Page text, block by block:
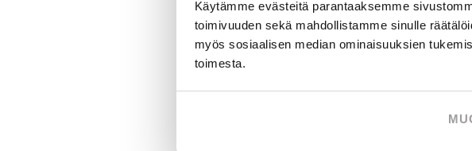
Käytämme evästeitä parantaaksemme
toimivuuden sekä mahdollistamme sinulle
myös sosiaalisen median ominaisuuksien
toimesta.
Kysy tarkempia tietoja